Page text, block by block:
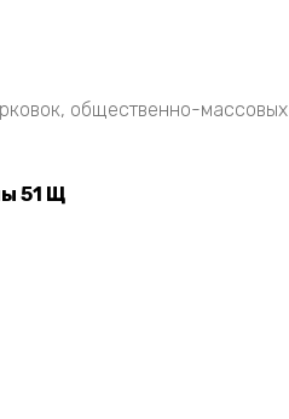
общественно-массовых
51 Щ